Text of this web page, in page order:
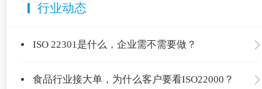
行业动态
ISO 22301是什么，企业需不需要做？
食品行业接大单，为什么客户要看ISO22000？